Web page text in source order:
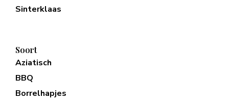
Sinterklaas
Soort
Aziatisch
BBQ
Borrelhapjes